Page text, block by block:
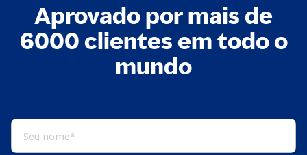
Aprovado por mais de
6000 clientes em todo o
mundo